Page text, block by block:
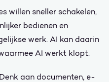
willen sneller schakelen,
bedienen en
werk. AI kan daarin
AI werkt klopt.
aan documenten, e-